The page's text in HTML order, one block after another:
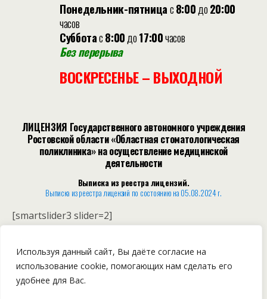
Используя данный сайт, Вы даёте согласие на
использование cookie, помогающих нам сделать его
удобнее для Вас.
Понедельник-пятницас8:00до20:00
часов
Субботас8:00до17:00часов
Без перерыва
ВОСКРЕСЕНЬЕ – ВЫХОДНОЙ
ЛИЦЕНЗИЯ Государственного автономного учреждения
Ростовской области «Областная стоматологическая
поликлиника» на осуществление медицинской
деятельности
Выписка из реестра лицензий.
Выписка из реестра лицензий по состоянию на 05.08.2024 г.
[smartslider3 slider=2]
Единого государственного реестра юридических лиц
[smartslider3 slider=3]